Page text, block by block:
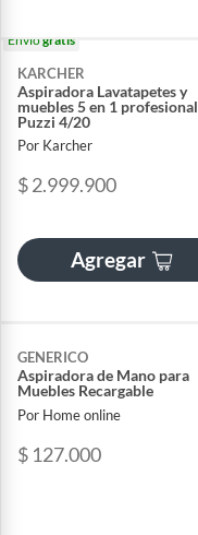
Envíogratis
KARCHER
Aspiradora Lavatapetes y
muebles 5 en 1 profesional
Puzzi 4/20
Por Karcher
$ 2.999.900
Agregar
GENERICO
Aspiradora de Mano para
Muebles Recargable
Por Home online
$ 127.000